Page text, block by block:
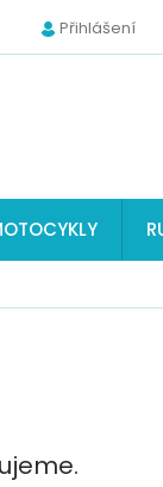
Přihlášení